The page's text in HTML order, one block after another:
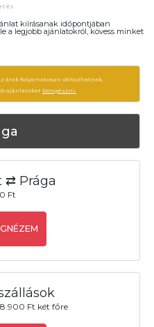
kiírásanak időpontjában
a legjobb ajánlatokról, kövess minket
árak folyamatosan változhatnak,
ajánlatokat böngészni.
⇄ Prága
Ft
Ft két főre